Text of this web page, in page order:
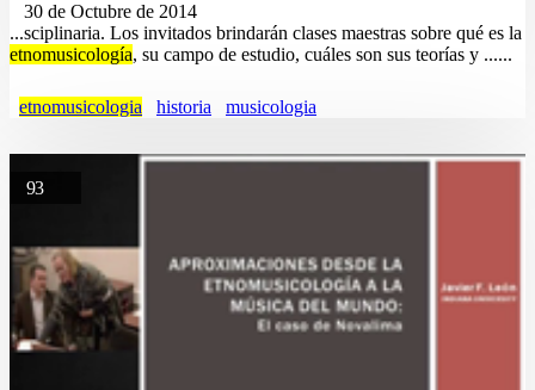
30 de Octubre de 2014
...sciplinaria. Los invitados brindarán clases maestras sobre qué es la
etnomusicología, su campo de estudio, cuáles son sus teorías y ......
etnomusicologia historia musicologia
93